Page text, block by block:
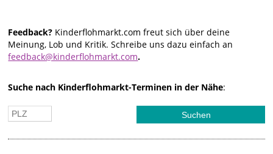
Feedback? Kinderflohmarkt.com freut sich über deine
Meinung, Lob und Kritik. Schreibe uns dazu einfach an
feedback@kinderflohmarkt.com.
Suche nach Kinderflohmarkt-Terminen in der Nähe: